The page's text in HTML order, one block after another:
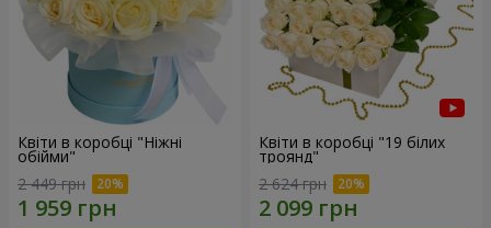
Квіти в коробці "Ніжні
обійми"
2 449 грн
Квіти в коробці "19 білих
троянд"
2 624 грн